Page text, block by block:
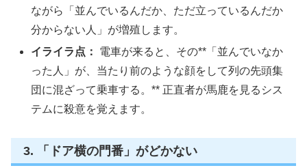
ながら「並んでいるんだか、ただ立っているんだか
分からない人」が増殖します。
イライラ点：
電車が来ると、その**「並んでいなか
った人」が、当たり前のような顔をして列の先頭集
団に混ざって乗車する。** 正直者が馬鹿を見るシス
テムに殺意を覚えます。
3. 「ドア横の門番」がどかない